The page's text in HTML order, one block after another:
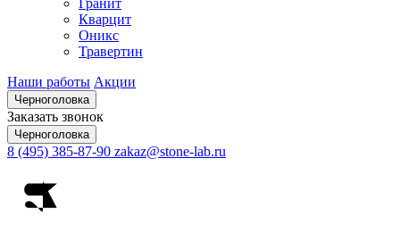
Гранит
Кварцит
Оникс
Травертин
Наши работы Акции
Черноголовка
Заказать звонок
Черноголовка
8 (495) 385-87-90 zakaz@stone-lab.ru